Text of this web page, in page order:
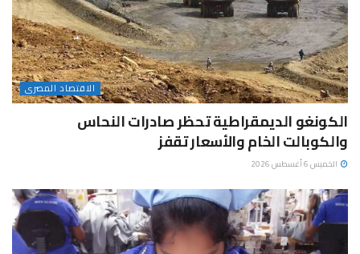
الاقتصاد المصرى
الكونغو الديمقراطية تحظر صادرات النحاس
والكوبالت الخام والأسعار تقفز
الخميس 6 أغسطس 2026